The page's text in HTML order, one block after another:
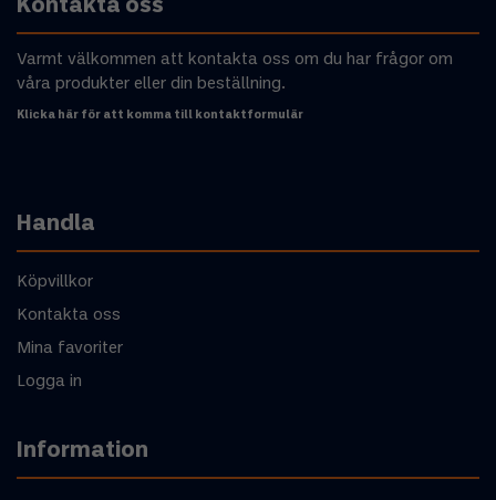
Kontakta oss
Varmt välkommen att kontakta oss om du har frågor om
våra produkter eller din beställning.
Klicka här för att komma till kontaktformulär
Handla
Köpvillkor
Kontakta oss
Mina favoriter
Logga in
Information